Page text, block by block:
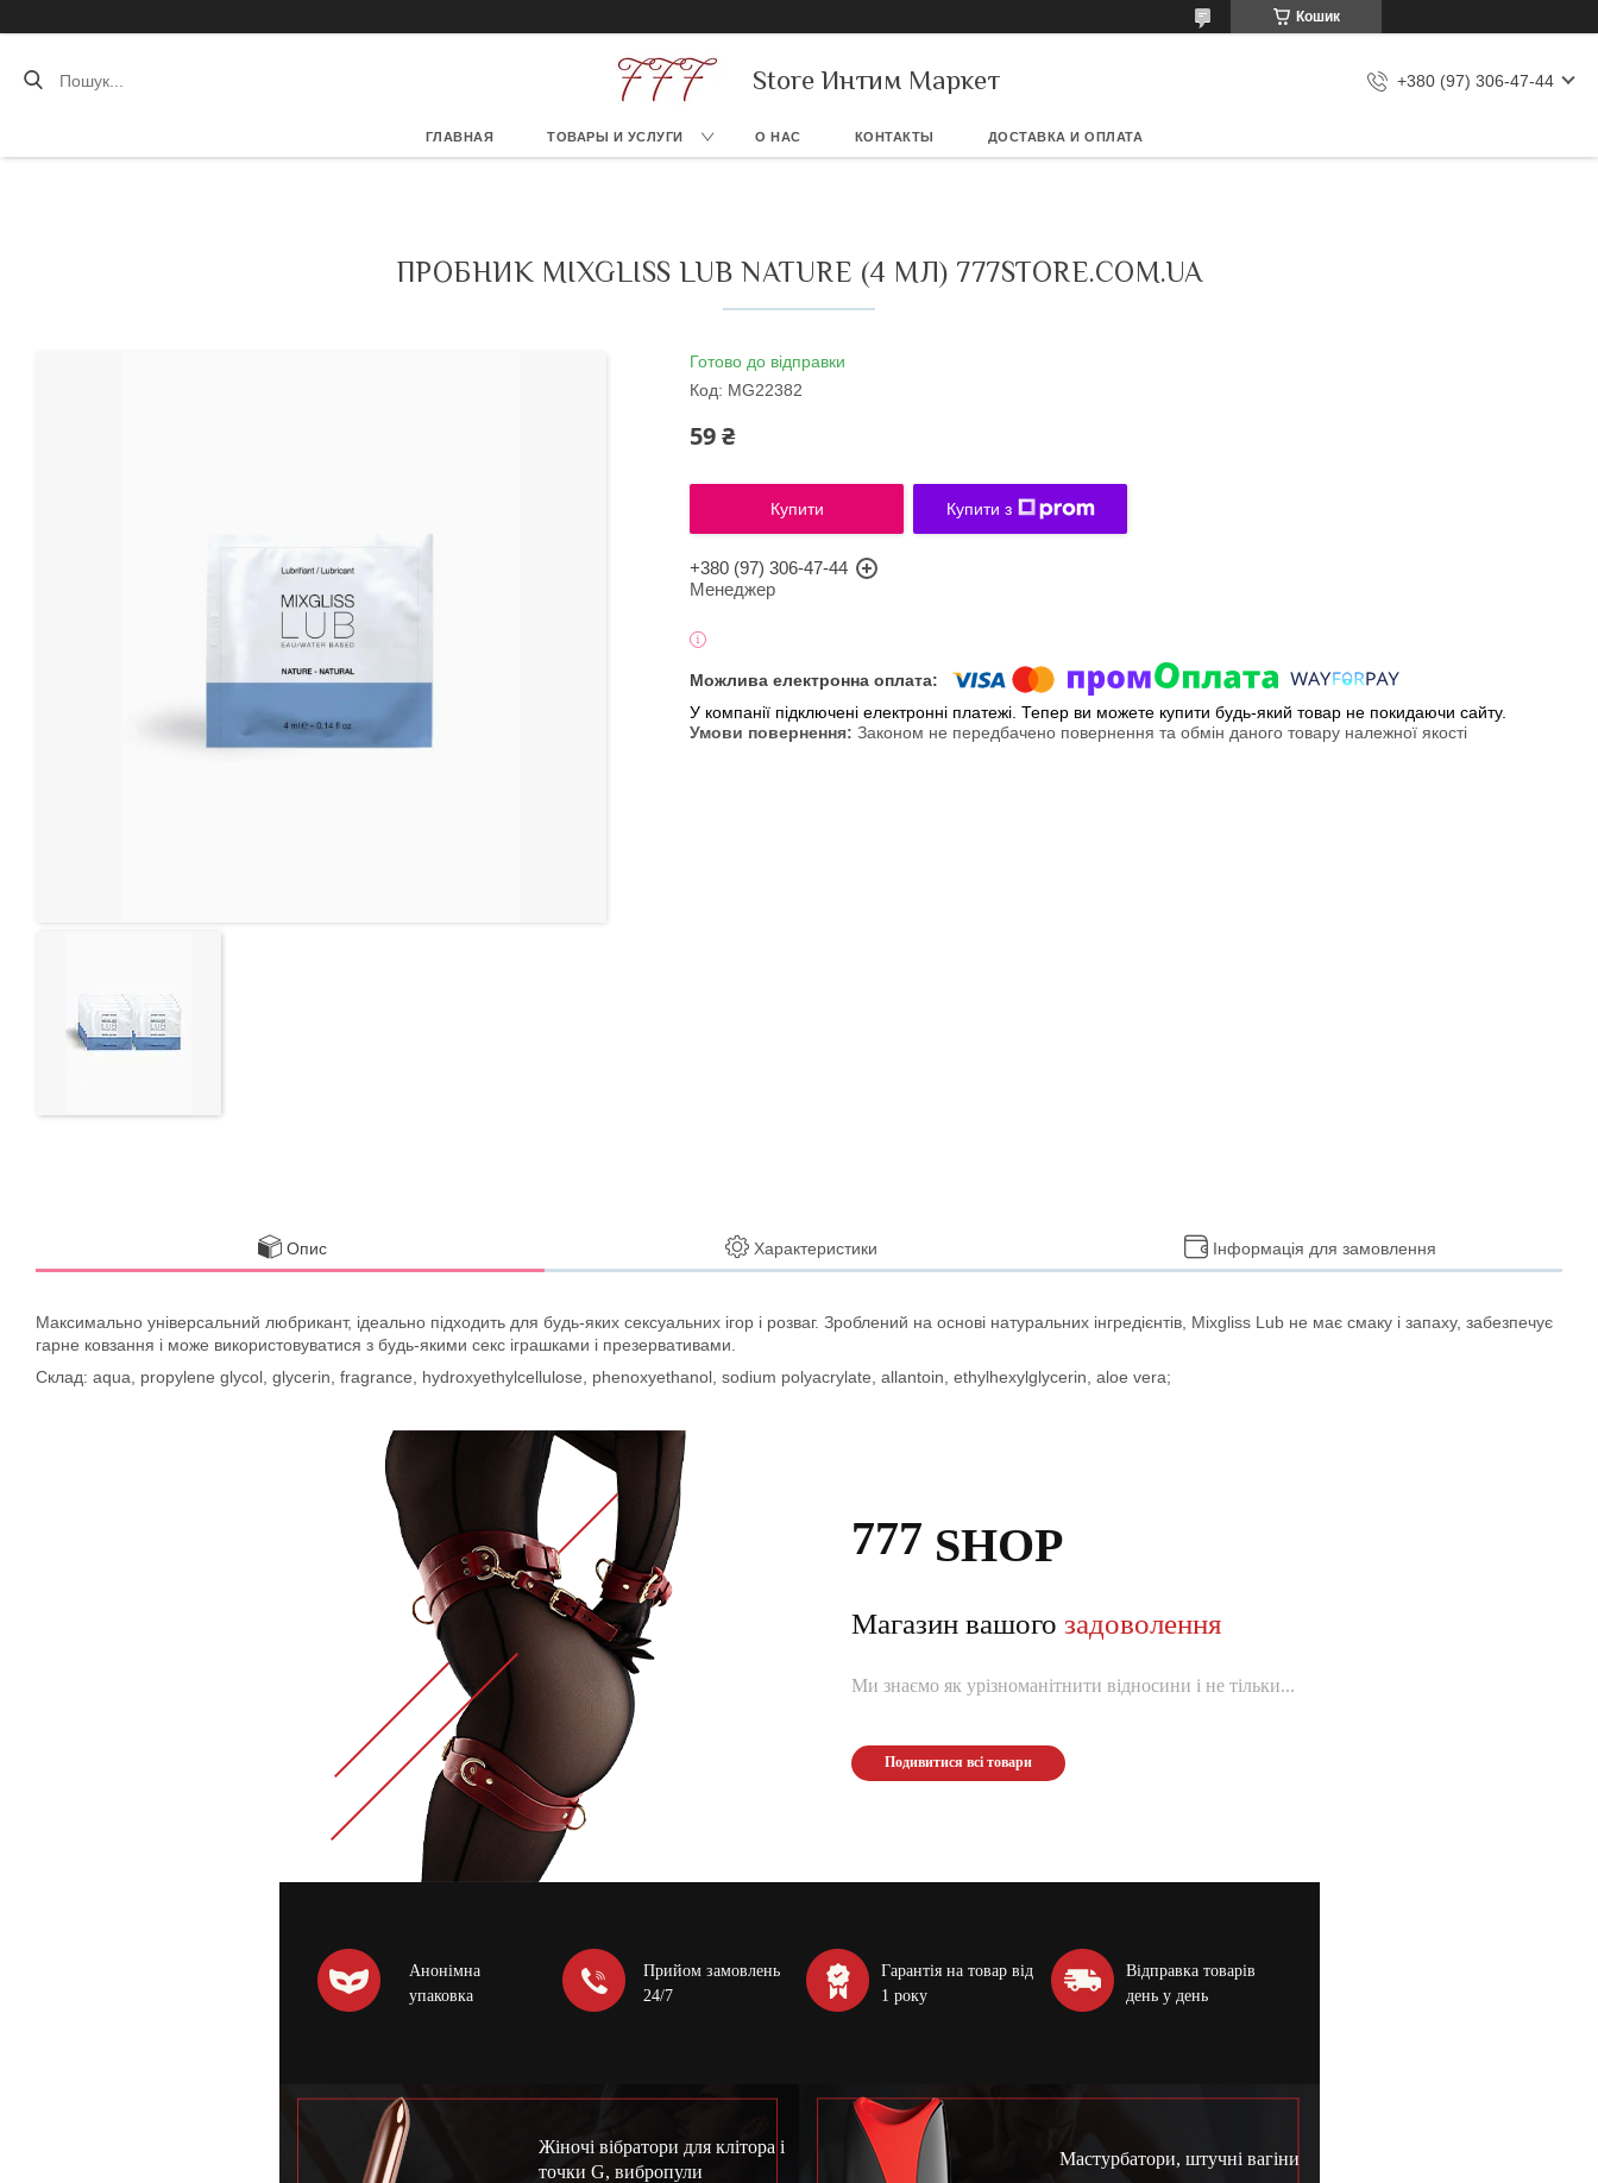
Кошик
Store Интим Маркет +380 (97) 306-47-44
ГЛАВНАЯ ТОВАРЫ И УСЛУГИ О НАС КОНТАКТЫ ДОСТАВКА И ОПЛАТА
ПРОБНИК MIXGLISS LUB NATURE (4 МЛ) 777STORE.COM.UA
Готово до відправки
Код: MG22382
59 ₴
Купити Купити з
+380 (97) 306-47-44
Менеджер
У компанії підключені електронні платежі. Тепер ви можете купити будь-який товар не покидаючи сайту.
Законом не передбачено повернення та обмін даного товару належної якості
Опис Характеристики Інформація для замовлення
Максимально універсальний любрикант, ідеально підходить для будь-яких сексуальних ігор і розваг. Зроблений на основі натуральних інгредієнтів, Mixgliss Lub не має смаку і запаху, забезпечує
гарне ковзання і може використовуватися з будь-якими секс іграшками і презервативами.
Склад: aqua, propylene glycol, glycerin, fragrance, hydroxyethylcellulose, phenoxyethanol, sodium polyacrylate, allantoin, ethylhexylglycerin, aloe vera;
777 SHOP
Магазин вашого задоволення
Ми знаємо як урізноманітнити відносини і не тільки...
Подивитися всі товари
Анонімна
упаковка
Прийом замовлень
24/7
Гарантія на товар від
1 року
Відправка товарів
день у день
Жіночі вібратори для клітора і
точки G, вибропули
Мастурбатори, штучні вагіни